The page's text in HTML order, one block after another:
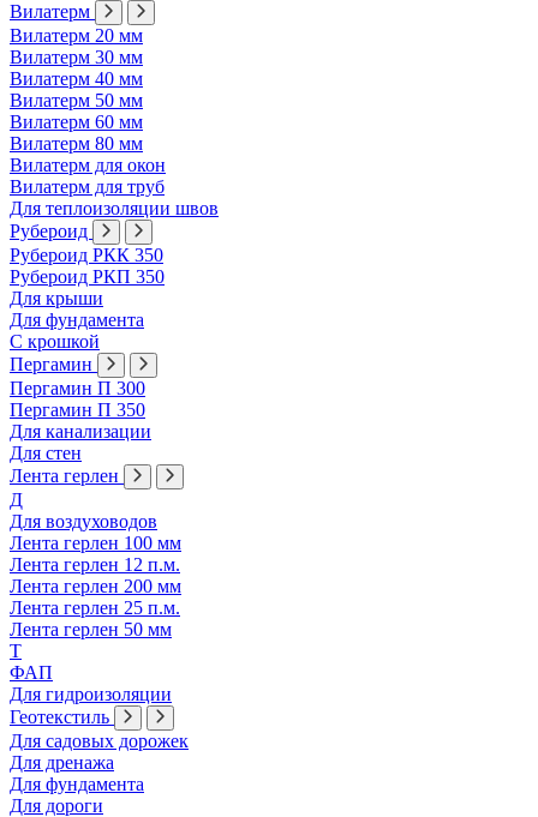
Вилатерм
Вилатерм 20 мм
Вилатерм 30 мм
Вилатерм 40 мм
Вилатерм 50 мм
Вилатерм 60 мм
Вилатерм 80 мм
Вилатерм для окон
Вилатерм для труб
Для теплоизоляции швов
Рубероид
Рубероид РКК 350
Рубероид РКП 350
Для крыши
Для фундамента
С крошкой
Пергамин
Пергамин П 300
Пергамин П 350
Для канализации
Для стен
Лента герлен
Д
Для воздуховодов
Лента герлен 100 мм
Лента герлен 12 п.м.
Лента герлен 200 мм
Лента герлен 25 п.м.
Лента герлен 50 мм
Т
ФАП
Для гидроизоляции
Геотекстиль
Для садовых дорожек
Для дренажа
Для фундамента
Для дороги